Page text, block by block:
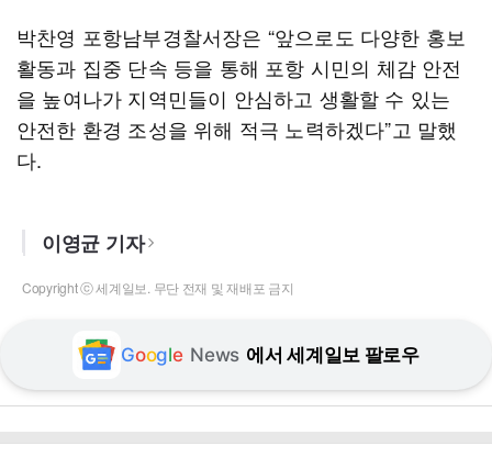
박찬영 포항남부경찰서장은 “앞으로도 다양한 홍보
활동과 집중 단속 등을 통해 포항 시민의 체감 안전
을 높여나가 지역민들이 안심하고 생활할 수 있는
안전한 환경 조성을 위해 적극 노력하겠다”고 말했
다.
이영균 기자
Copyright ⓒ 세계일보. 무단 전재 및 재배포 금지
Google News 에서 세계일보 팔로우